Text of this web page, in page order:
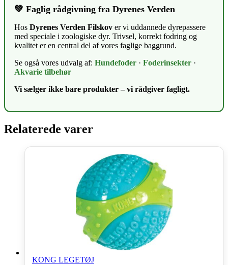
💚 Faglig rådgivning fra Dyrenes Verden
Hos Dyrenes Verden Filskov er vi uddannede dyrepassere
med speciale i zoologiske dyr. Trivsel, korrekt fodring og
kvalitet er en central del af vores faglige baggrund.
Se også vores udvalg af: Hundefoder · Foderinsekter ·
Akvarie tilbehør
Vi sælger ikke bare produkter – vi rådgiver fagligt.
Relaterede varer
KONG LEGETØJ